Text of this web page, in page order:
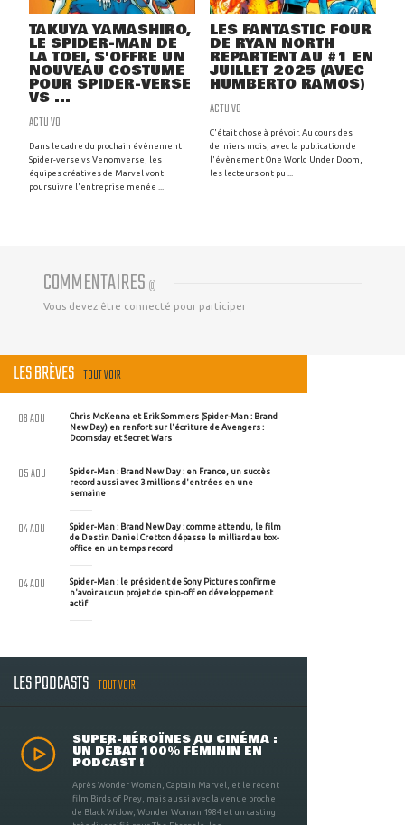
TAKUYA YAMASHIRO,
LE SPIDER-MAN DE
LA TOEI, S'OFFRE UN
NOUVEAU COSTUME
POUR SPIDER-VERSE
VS ...
ACTU VO
Dans le cadre du prochain évènement
Spider-verse vs Venomverse, les
équipes créatives de Marvel vont
poursuivre l'entreprise menée ...
LES FANTASTIC FOUR
DE RYAN NORTH
REPARTENT AU #1 EN
JUILLET 2025 (AVEC
HUMBERTO RAMOS)
ACTU VO
C'était chose à prévoir. Au cours des
derniers mois, avec la publication de
l'évènement One World Under Doom,
les lecteurs ont pu ...
COMMENTAIRES (0)
Vous devez être connecté pour participer
LES BRÈVES TOUT VOIR
Chris McKenna et Erik Sommers (Spider-Man : Brand
New Day) en renfort sur l'écriture de Avengers :
Doomsday et Secret Wars
06 AOU
Spider-Man : Brand New Day : en France, un succès
record aussi avec 3 millions d'entrées en une
semaine
05 AOU
Spider-Man : Brand New Day : comme attendu, le film
de Destin Daniel Cretton dépasse le milliard au box-
office en un temps record
04 AOU
Spider-Man : le président de Sony Pictures confirme
n'avoir aucun projet de spin-off en développement
actif
04 AOU
LES PODCASTS TOUT VOIR
SUPER-HÉROÏNES AU CINÉMA :
UN DÉBAT 100% FÉMININ EN
PODCAST !
Après Wonder Woman, Captain Marvel, et le récent
film Birds of Prey, mais aussi avec la venue proche
de Black Widow, Wonder Woman 1984 et un casting